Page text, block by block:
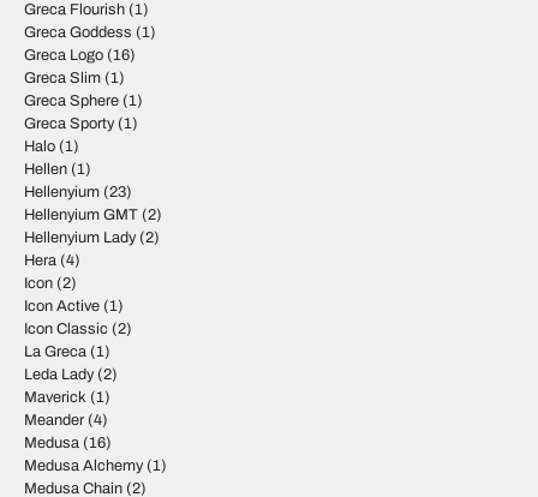
Greca Flourish (1)
Greca Goddess (1)
Greca Logo (16)
Greca Slim (1)
Greca Sphere (1)
Greca Sporty(1)
Halo (1)
Hellen (1)
Hellenyium (23)
Hellenyium GMT (2)
Hellenyium Lady(2)
Hera (4)
Icon (2)
Icon Active (1)
Icon Classic (2)
La Greca (1)
Leda Lady(2)
Maverick (1)
Meander (4)
Medusa (16)
Medusa Alchemy(1)
Medusa Chain (2)